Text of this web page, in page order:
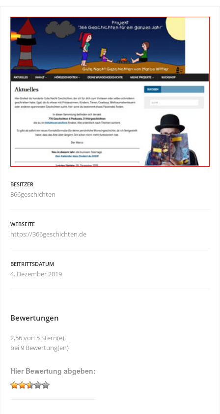
BESITZER
366geschichten
WEBSEITE
https://366geschichten.de
BEITRITTSDATUM
4. Dezember 2019
Bewertungen
2,56 von 5 Stern(e),
bei 9 Bewertung(en)
Hier Bewertung abgeben: